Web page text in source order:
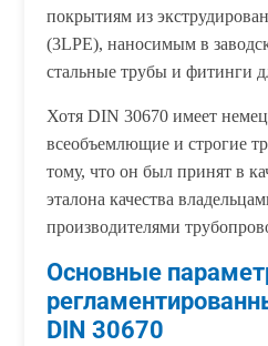
покрытиям из
(3LPE), наносимым в
стальные трубы и фитинги
Хотя DIN 30670 имеет
всеобъемлющие и строгие
тому, что он был принят в
эталона качества
производителями
Основные
DIN 30670